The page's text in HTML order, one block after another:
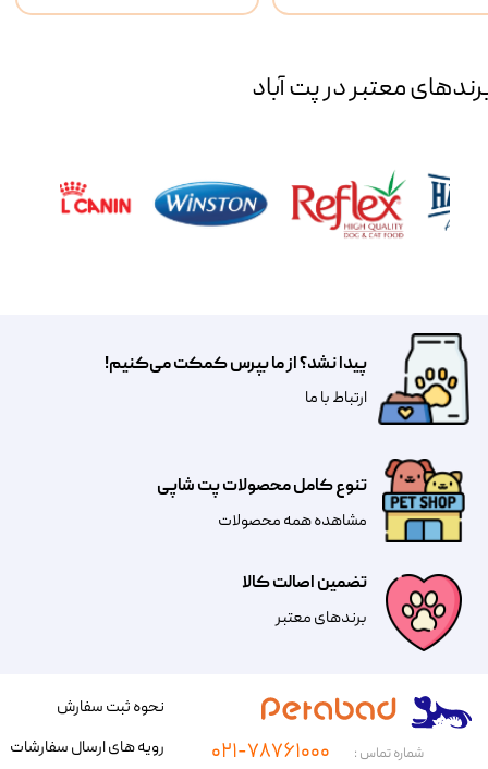
معتبر در پت آباد
تضمین اصالت کالا
​​برندهای معتبر​​​​​​​
تنوع کامل محصولات پت شاپی
مشاهده همه محصولات
پیدا نشد؟ از ما بپرس کمکت می‌کنیم!
​​​ارتباط با ما
شماره تماس : ۰۲۱-۷۸۷۶۱۰۰۰
نحوه ثبت سفارش
رویه های ارسال سفارشات